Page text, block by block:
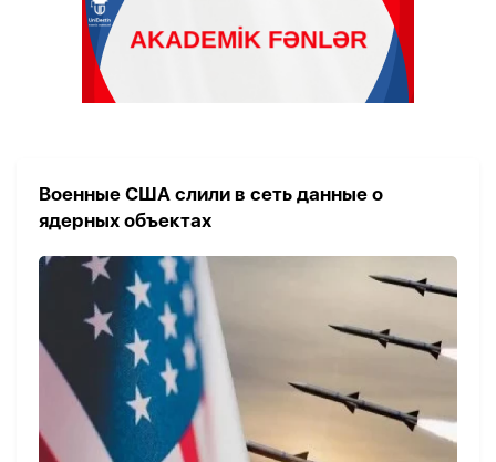
Военные США слили в сеть данные о
ядерных объектах